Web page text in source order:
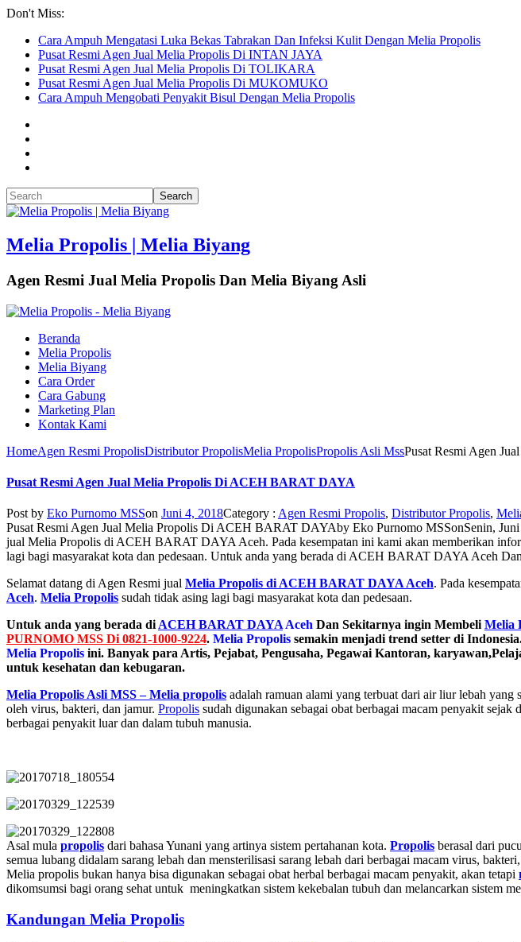
Don't Miss:
Cara Ampuh Mengatasi Luka Bekas Tabrakan Dan Infeksi Kulit Dengan Melia Propolis
Pusat Resmi Agen Jual Melia Propolis Di INTAN JAYA
Pusat Resmi Agen Jual Melia Propolis Di TOLIKARA
Pusat Resmi Agen Jual Melia Propolis Di MUKOMUKO
Cara Ampuh Mengobati Penyakit Bisul Dengan Melia Propolis
Melia Propolis | Melia Biyang
Agen Resmi Jual Melia Propolis Dan Melia Biyang Asli
Beranda
Melia Propolis
Melia Biyang
Cara Order
Cara Gabung
Marketing Plan
Kontak Kami
HomeAgen Resmi PropolisDistributor PropolisMelia PropolisPropolis Asli MssPusat Resmi Agen
Pusat Resmi Agen Jual Melia Propolis Di ACEH BARAT DAYA
Post by Eko Purnomo MSSon Juni 4, 2018Category : Agen Resmi Propolis, Distributor Propolis,
Pusat Resmi Agen Jual Melia Propolis Di ACEH BARAT DAYAby Eko Purnomo MSSonSenin,
jual Melia Propolis di ACEH BARAT DAYA Aceh. Pada kesempatan ini kami akan memberikan
lagi bagi masyarakat kota dan pedesaan. Untuk anda yang berada di ACEH BARAT DAYA
Selamat datang di Agen Resmi jual Melia Propolis di ACEH BARAT DAYA Aceh. Pada
Aceh. Melia Propolis sudah tidak asing lagi bagi masyarakat kota dan pedesaan.
Untuk anda yang berada di ACEH BARAT DAYA Aceh Dan Sekitarnya ingin Membeli Melia
PURNOMO MSS Di 0821-1000-9224. Melia Propolis semakin menjadi trend setter di
Melia Propolis ini. Banyak para Artis, Pejabat, Pengusaha, Pegawai Kantoran,
untuk kesehatan dan kebugaran.
Melia Propolis Asli MSS – Melia propolis adalah ramuan alami yang terbuat dari air liur lebah
oleh virus, bakteri, dan jamur. Propolis sudah digunakan sebagai obat berbagai macam penyakit
berbagai penyakit luar dan dalam tubuh manusia.
Asal mula propolis dari bahasa Yunani yang artinya sistem pertahanan kota. Propolis berasal dari
semua lubang didalam sarang lebah dan mensterilisasi sarang lebah dari berbagai macam virus,
Melia propolis bukan hanya bisa digunakan sebagai obat herbal berbagai macam penyakit, akan tetapi
dikomsumsi bagi orang sehat untuk meningkatkan sistem kekebalan tubuh dan melancarkan sistem
Kandungan Melia Propolis